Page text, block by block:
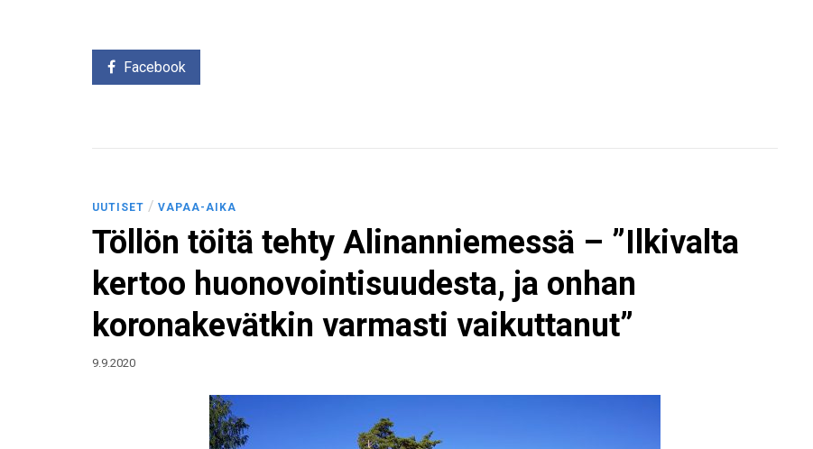
Facebook
UUTISET / VAPAA-AIKA
Töllön töitä tehty Alinanniemessä – ”Ilkivalta
kertoo huonovointisuudesta, ja onhan
koronakevätkin varmasti vaikuttanut”
9.9.2020